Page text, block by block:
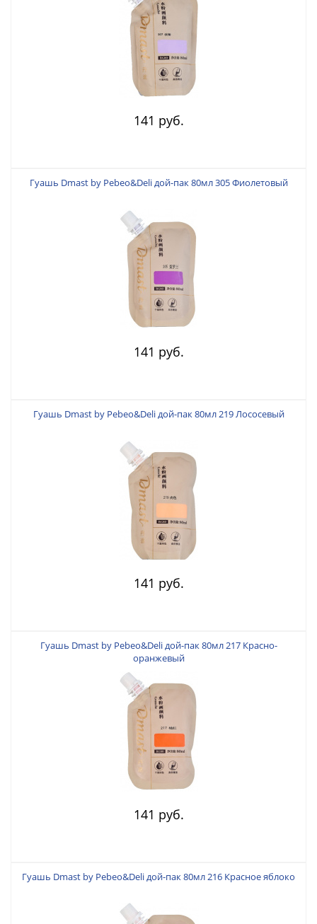
141 руб.
Гуашь Dmast by Pebeo&Deli дой-пак 80мл 305 Фиолетовый
141 руб.
Гуашь Dmast by Pebeo&Deli дой-пак 80мл 219 Лососевый
141 руб.
Гуашь Dmast by Pebeo&Deli дой-пак 80мл 217 Красно-
оранжевый
141 руб.
Гуашь Dmast by Pebeo&Deli дой-пак 80мл 216 Красное яблоко